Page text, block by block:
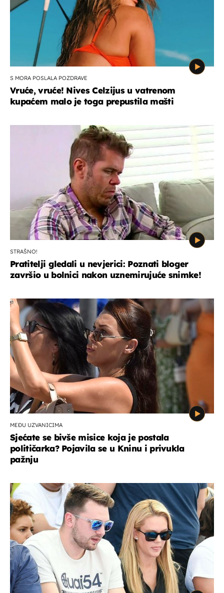
S MORA POSLALA POZDRAVE
Vruće, vruće! Nives Celzijus u vatrenom
kupaćem malo je toga prepustila mašti
STRAŠNO!
Pratitelji gledali u nevjerici: Poznati bloger
završio u bolnici nakon uznemirujuće snimke!
MEĐU UZVANICIMA
Sjećate se bivše misice koja je postala
političarka? Pojavila se u Kninu i privukla
pažnju